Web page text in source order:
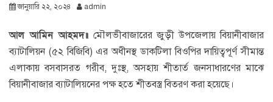
জানুয়ারি ২২, ২০২৪ admin
আল আমিন আহমদ॥ মৌলভীবাজারের জুড়ী উপজেলায় বিয়ানীবাজার
ব্যাটালিয়ন (৫২ বিজিবি) এর অধীনস্থ ডাকটিলা বিওপির দায়িত্বপূর্ণ সীমান্ত
এলাকায় বসবাসরত গরীব, দুঃস্থ, অসহায় শীতার্ত জনসাধারণের মাঝে
বিয়ানীবাজার ব্যাটালিয়নের পক্ষ হতে শীতবস্ত্র বিতরণ করা হয়েছে।